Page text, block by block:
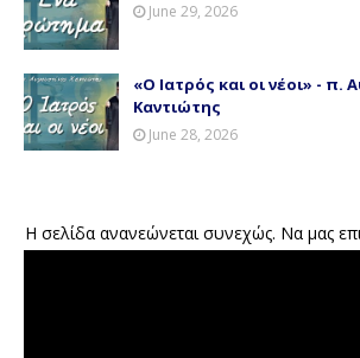
June 29, 2026
«Ο Ιατρός και οι νέοι» - π.
Καντιώτης
June 28, 2026
Η σελίδα ανανεώνεται συνεχώς. Να μας